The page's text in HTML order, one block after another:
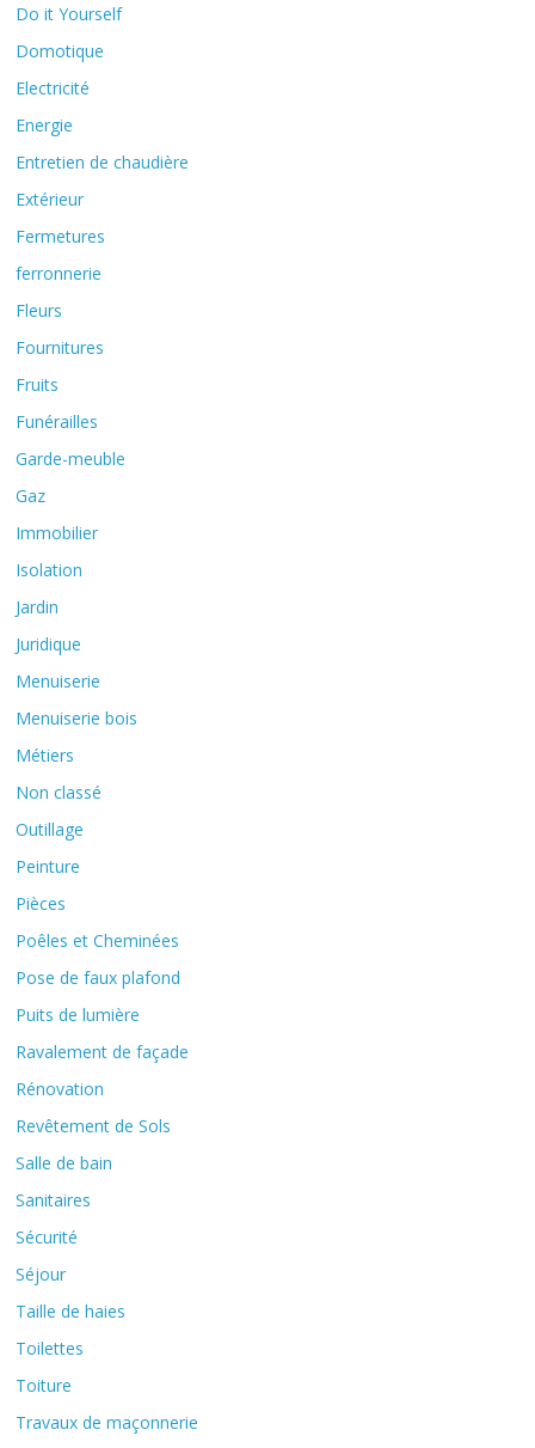
Do it Yourself
Domotique
Electricité
Energie
Entretien de chaudière
Extérieur
Fermetures
ferronnerie
Fleurs
Fournitures
Fruits
Funérailles
Garde-meuble
Gaz
Immobilier
Isolation
Jardin
Juridique
Menuiserie
Menuiserie bois
Métiers
Non classé
Outillage
Peinture
Pièces
Poêles et Cheminées
Pose de faux plafond
Puits de lumière
Ravalement de façade
Rénovation
Revêtement de Sols
Salle de bain
Sanitaires
Sécurité
Séjour
Taille de haies
Toilettes
Toiture
Travaux de maçonnerie